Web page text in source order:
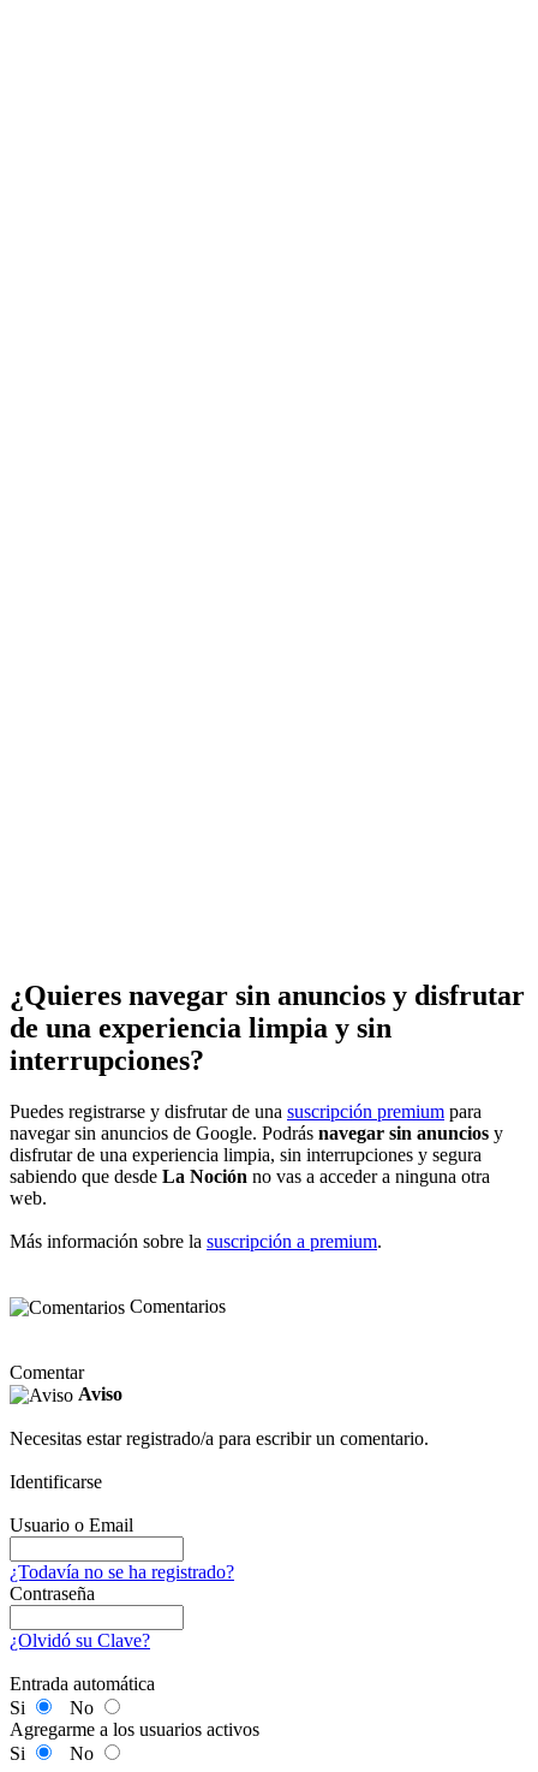
¿Quieres navegar sin anuncios y disfrutar
de una experiencia limpia y sin
interrupciones?
Puedes registrarse y disfrutar de una suscripción premium para
navegar sin anuncios de Google. Podrás navegar sin anuncios y
disfrutar de una experiencia limpia, sin interrupciones y segura
sabiendo que desde La Noción no vas a acceder a ninguna otra
web.
Más información sobre la suscripción a premium.
Comentarios
Comentar
Aviso
Necesitas estar registrado/a para escribir un comentario.
Identificarse
Usuario o Email
¿Todavía no se ha registrado?
Contraseña
¿Olvidó su Clave?
Entrada automática
Si
No
Agregarme a los usuarios activos
Si
No